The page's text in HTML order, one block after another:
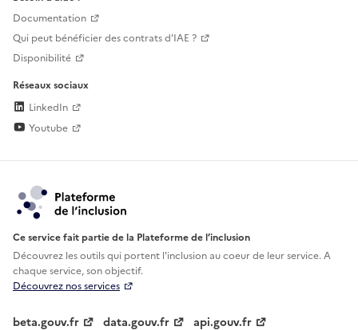
Documentation
Qui peut bénéficier des contrats d'IAE ?
Disponibilité
Réseaux sociaux
LinkedIn
Youtube
Ce service fait partie de la Plateforme de l’inclusion
Découvrez les outils qui portent l'inclusion aucoeur de leur service. A
chaque service, son objectif.
Découvrez nos services
beta.gouv.fr data.gouv.fr api.gouv.fr